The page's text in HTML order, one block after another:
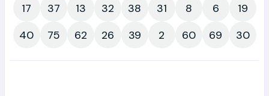
17
37 13 32 38 31 8 6
19
40
75 62 26 39 2 60 69 30